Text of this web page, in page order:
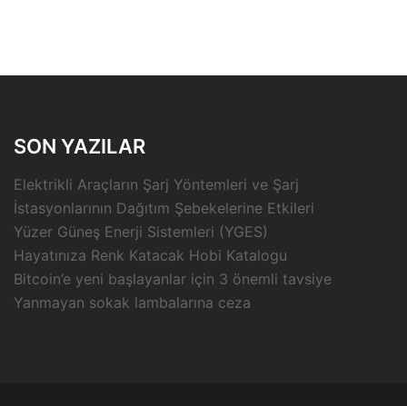
SON YAZILAR
Elektrikli Araçların Şarj Yöntemleri ve Şarj
İstasyonlarının Dağıtım Şebekelerine Etkileri
Yüzer Güneş Enerji Sistemleri (YGES)
Hayatınıza Renk Katacak Hobi Katalogu
Bitcoin’e yeni başlayanlar için 3 önemli tavsiye
Yanmayan sokak lambalarına ceza